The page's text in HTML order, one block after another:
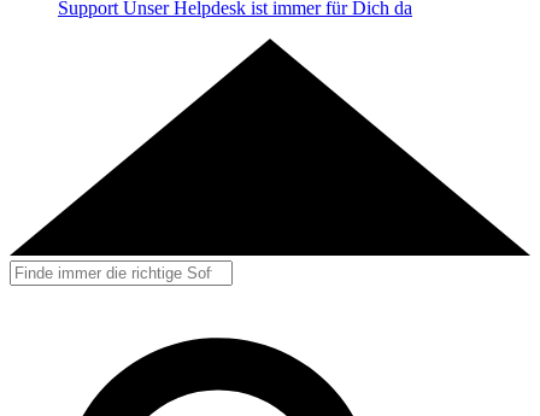
Support Unser Helpdesk ist immer für Dich da